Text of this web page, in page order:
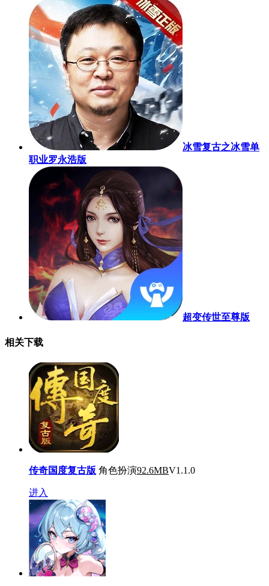
冰雪复古之冰雪单
职业罗永浩版
超变传世至尊版
相关下载
传奇国度复古版 角色扮演92.6MBV1.1.0
进入